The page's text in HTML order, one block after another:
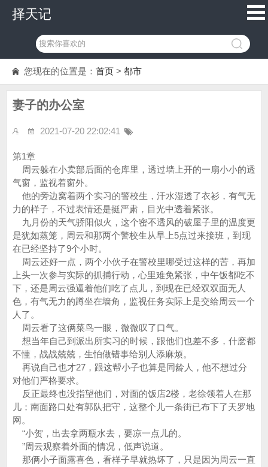
择天记
您现在的位置是： 首页 > 都市
妻子的办公室
2021-07-20 22:02:41
第1章
周云躲在小卖部后面的仓库里，透过墙上开的一扇小小的透
气窗，监视着窗外。
他的旁边窝着两个实习的警校生，汗水湿透了衣衫，有气无
力的样子，不过表情还是挺严肃，目光中透着紧张。
九月份的天气骄阳似火，这个密不透风的破屋子里的温度更
是犹如蒸笼，周云和那两个警校生从早上5点过来接班，到现
在已经坚持了9个小时。
周云还好一点，两个小伙子在警校里哪受过这样的苦，再加
上头一次参与实际的抓捕行动，心里难免紧张，中午饭都吃不
下，还是周云强逼着他们吃了点儿，到现在已经双双面无人
色，有气无力的蹲坐在墙角，监视任务实际上是交给周云一个
人了。
周云看了这俩菜鸟一眼，微微叹了口气。
想当年自己到派出所实习的时候，跟他们也差不多，什麽都
不懂，战战兢兢，生怕做错事给别人添麻烦。
再说自己也才27，跟这帮小子也算是同龄人，他不想过分
对他们严格要求。
反正最终也没指望他们，对面的饭店2楼，老徐领着人在那
儿；南面路口处有郭队把守，这整个儿一条街已布下了天罗地
网。
“小贺，出去拿两瓶水去，要凉一点儿的。
”周云观察着外面的情况，低声说道。
那俩小子面露喜色，看样子早就热坏了，只是因为周云一直